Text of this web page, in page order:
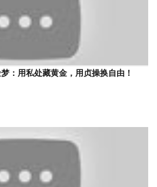
：用私处藏黄金，用贞操换自由！